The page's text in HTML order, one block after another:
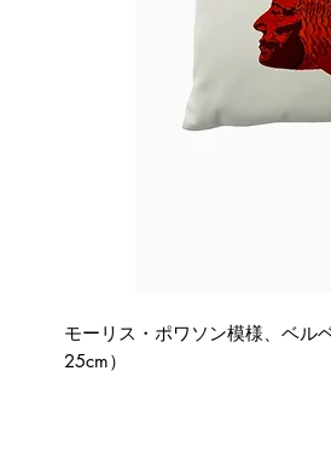
モーリス・ポワソン模様、ベル
25cm）